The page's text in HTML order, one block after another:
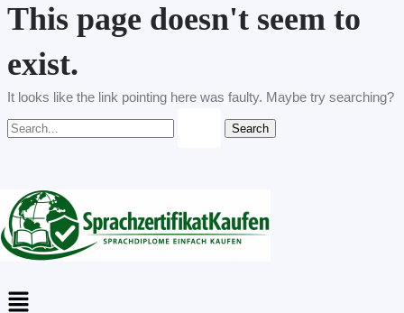
This page doesn't seem to
exist.
It looks like the link pointing here was faulty. Maybe try searching?
Menu